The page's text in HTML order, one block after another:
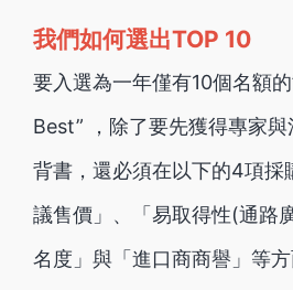
我們如何選出TOP 10
要入選為一年僅有10個名額
Best” ，除了要先獲得專家
背書，還必須在以下的4項採
議售價」、「易取得性(通路
名度」與「進口商商譽」等